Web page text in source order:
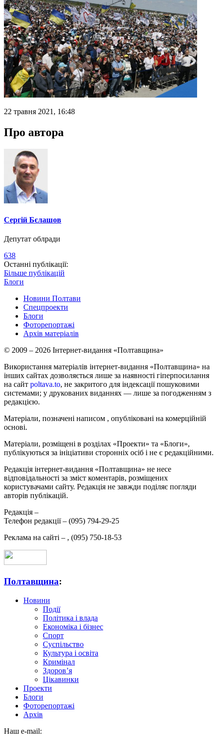
22 травня 2021, 16:48
Про автора
Сергій Бєлашов
Депутат облради
638
Останні публікації:
Більше публікацій
Блоги
Новини Полтави
Спецпроекти
Блоги
Фоторепортажі
Архів матеріалів
© 2009 – 2026 Інтернет-видання «Полтавщина»
Використання матеріалів інтернет-видання «Полтавщина» на
інших сайтах дозволяється лише за наявності гіперпосилання
на сайт poltava.to, не закритого для індексації пошуковими
системами; у друкованих виданнях — лише за погодженням з
редакцією.
Матеріали, позначені написом , опубліковані на комерційній
основі.
Матеріали, розміщені в розділах «Проекти» та «Блоги»,
публікуються за ініціативи сторонніх осіб і не є редакційними.
Редакція інтернет-видання «Полтавщина» не несе
відповідальності за зміст коментарів, розміщених
користувачами сайту. Редакція не завжди поділяє погляди
авторів публікацій.
Редакція –
Телефон редакції – (095) 794-29-25
Реклама на сайті – , (095) 750-18-53
Полтавщина:
Новини
Події
Політика і влада
Економіка і бізнес
Спорт
Суспільство
Культура і освіта
Кримінал
Здоров’я
Цікавинки
Проекти
Блоги
Фоторепортажі
Архів
Наш e-mail: